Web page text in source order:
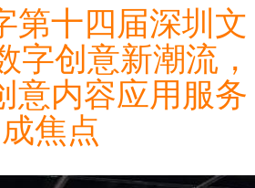
第十四届深圳文
字创意新潮流，
意内容应用服务
成焦点